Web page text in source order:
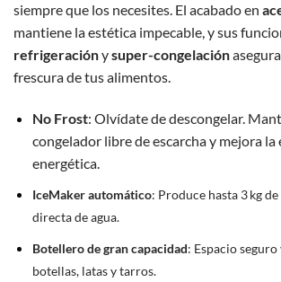
siempre que los necesites. El acabado en
mantiene la estética impecable, y sus
refrigeraciónysuper-congelación
frescura de tus alimentos.
No Frost: Olvídate de descongelar.
congelador libre de escarcha y mejora la
energética.
IceMaker automático: Produce hasta 3 kg
directa de agua.
Botellero de gran capacidad: Espacio
botellas, latas y tarros.